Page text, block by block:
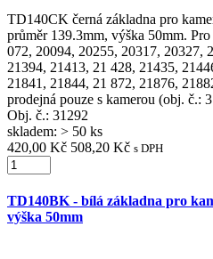
TD140CK černá základna pro
průměr 139.3mm, výška 50mm.
072, 20094, 20255, 20317, 20327,
21394, 21413, 21 428, 21435,
21841, 21844, 21 872, 21876,
prodejná pouze s kamerou (obj. č.:
Obj. č.: 31292
skladem: > 50 ks
420,00 Kč 508,20 Kč s DPH
TD140BK - bílá základna pro
výška 50mm